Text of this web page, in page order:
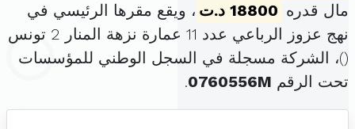
مال قدره 18800 د.ت
، ويقع مقرها الرئيسي في
نهج عزوز الرباعي عدد 11 عمارة نزهة المنار 2 تونس
()، الشركة مسجلة في السجل الوطني للمؤسسات
تحت الرقم 0760556M
.